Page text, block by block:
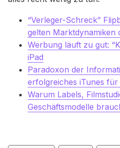
“Verleger-Schreck”
gelten Marktdynamiken
Werbung läuft zu gut:
iPad
Paradoxon der
erfolgreiches iTunes
Warum Labels,
Geschäftsmodelle